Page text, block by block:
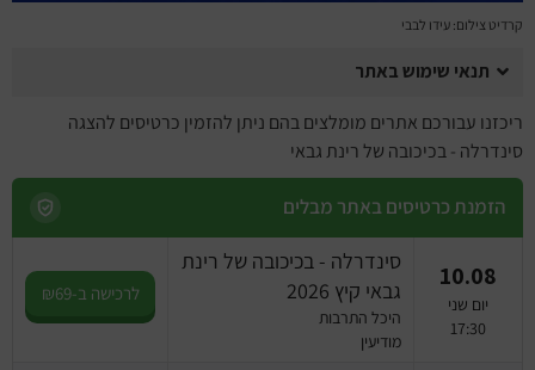
קרדיט צילום: עידו לבבי
תנאי שימוש באתר
ריכזנו עבורכם אתרים מומלצים בהם ניתן להזמין כרטיסים להצגה
סינדרלה - בכיכובה של רינת גבאי
הזמנת כרטיסים באתר מבלים
10.08
יום שני
17:30
סינדרלה - בכיכובה של רינת
גבאי קיץ 2026
היכל התרבות
מודיעין
לרכישה ב-₪69